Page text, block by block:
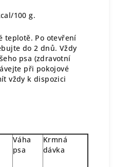
100 g.
teplotě. Po otevření
do 2 dnů. Vždy
psa (zdravotní
při pokojové
vždy k dispozici
Váha
psa
Krmná
dávka